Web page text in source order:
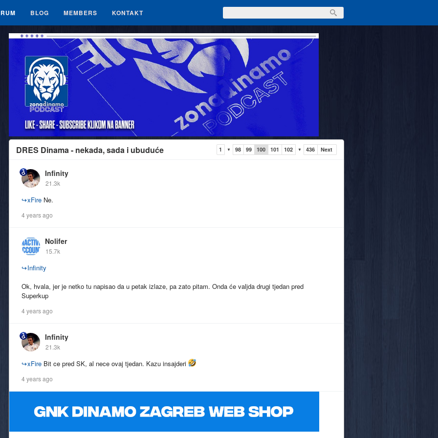
BLOG MEMBERS KONTAKT
DRES Dinama - nekada, sada i ubuduće 1 ▼ 98 99 100 101 102 ▼ 436 Next
Infinity
21.3k
↪xFire Ne.
4 years ago
Nolifer
15.7k
↪Infinity
Ok, hvala, jer je netko tu napisao da u petak izlaze, pa zato pitam. Onda će valjda drugi tjedan pred
Superkup
4 years ago
Infinity
21.3k
↪xFire Bit ce pred SK, al nece ovaj tjedan. Kazu insajderi
4 years ago